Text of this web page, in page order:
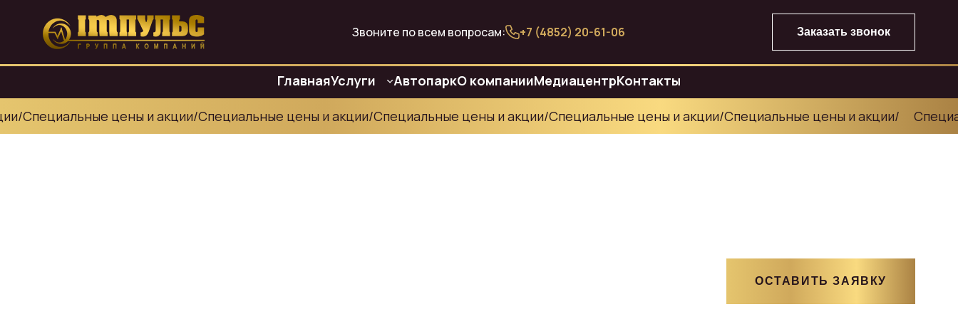
Звоните по всем вопросам: +7 (4852) 20-61-06 Заказать звонок
ГлавнаяУслуги АвтопаркО компанииМедиацентрКонтакты
/Специальные цены и акции/Специальные цены и акции/Специальные цены и акции/Специальные цены и акции/Специальные цены и акции/
ОСТАВИТЬ ЗАЯВКУ